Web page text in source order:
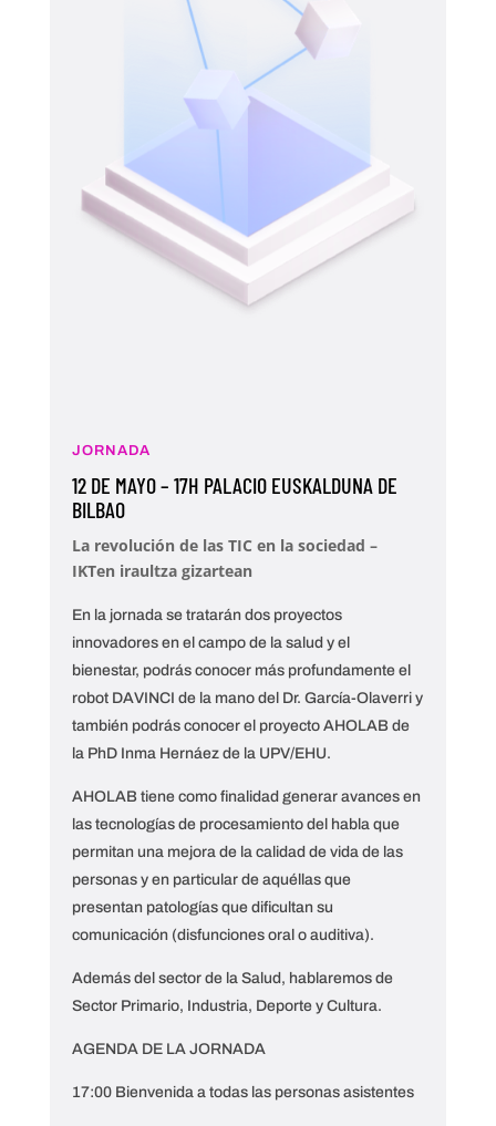
JORNADA
12 DE MAYO – 17H PALACIO EUSKALDUNA DE
BILBAO
La revolución de las TIC en la sociedad –
IKTen iraultza gizartean
En la jornada se tratarán dos proyectos
innovadores en el campo de la salud y el
bienestar, podrás conocer más profundamente el
robot DAVINCI de la mano del Dr. García-Olaverri y
también podrás conocer el proyecto AHOLAB de
la PhD Inma Hernáez de la UPV/EHU.
AHOLAB tiene como finalidad generar avances en
las tecnologías de procesamiento del habla que
permitan una mejora de la calidad de vida de las
personas y en particular de aquéllas que
presentan patologías que dificultan su
comunicación (disfunciones oral o auditiva).
Además del sector de la Salud, hablaremos de
Sector Primario, Industria, Deporte y Cultura.
AGENDA DE LA JORNADA
17:00 Bienvenida a todas las personas asistentes